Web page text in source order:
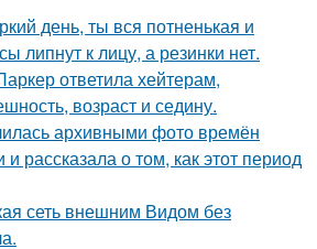
день, ты вся потненькая и
липнут к лицу, а резинки нет.
ответила хейтерам,
возраст и седину.
архивными фото времён
рассказала о том, как этот период
сеть внешним Видом без